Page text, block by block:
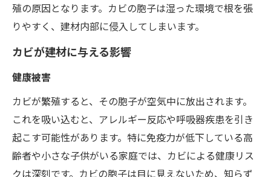
殖の原因となります。カビの胞子は湿った環境で根を張
りやすく、建材内部に侵入してしまいます。
カビが建材に与える影響
健康被害
カビが繁殖すると、その胞子が空気中に放出されます。
これを吸い込むと、アレルギー反応や呼吸器疾患を引き
起こす可能性があります。特に免疫力が低下している高
齢者や小さな子供がいる家庭では、カビによる健康リス
クは深刻です。カビの胞子は目に見えないため、知らず